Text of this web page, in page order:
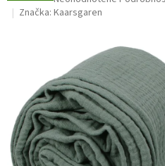
hodnotenie
5
hviezdičiek.
Značka: Kaarsgaren